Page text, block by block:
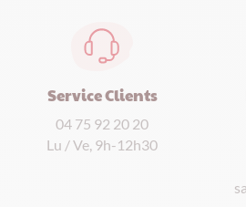
Service Clients
04 75 92 20 20
Lu / Ve, 9h-12h30